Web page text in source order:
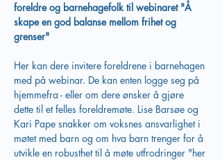
foreldre og barnehagefolk til webinaret "Å
skape en god balanse mellom frihet og
grenser"
Her kan dere invitere foreldrene i barnehagen
med på webinar. De kan enten logge seg på
hjemmefra - eller om dere ønsker å gjøre
dette til et felles foreldremøte. Lise Barsøe og
Kari Pape snakker om voksnes ansvarlighet i
møtet med barn og om hva barn trenger for å
utvikle en robusthet til å møte utfrodringer "her